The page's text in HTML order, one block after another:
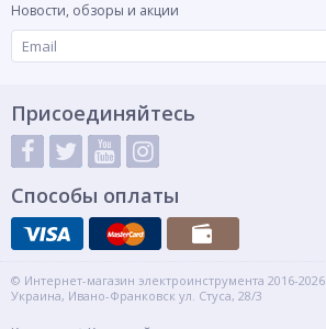
Новости, обзоры и акции
Присоединяйтесь
Способы оплаты
© Интернет-магазин электроинструмента 2016-2026
Украина, Ивано-Франковск ул. Стуса, 28/3